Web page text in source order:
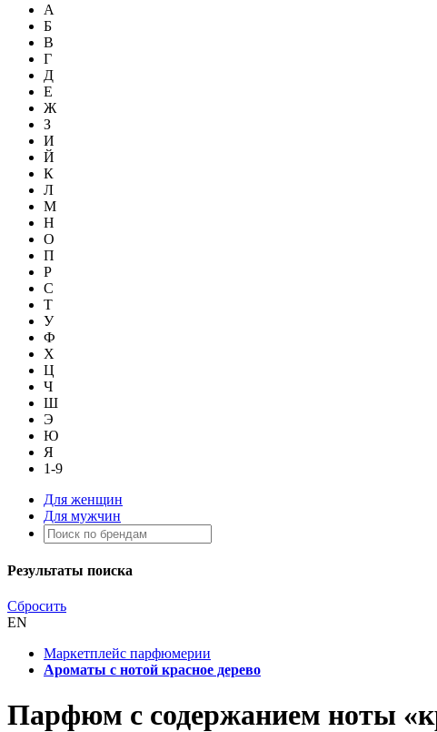
А
Б
В
Г
Д
Е
Ж
З
И
Й
К
Л
М
Н
О
П
Р
С
Т
У
Ф
Х
Ц
Ч
Ш
Э
Ю
Я
1-9
Для женщин
Для мужчин
Результаты поиска
Сбросить
EN
Маркетплейс парфюмерии
Ароматы с нотой красное дерево
Парфюм с содержанием ноты